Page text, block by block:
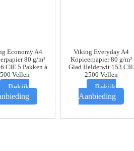
Economy A4
80 g/m²
CIE 5 Pakken à
500 Vellen
Bekijk
Viking Everyday A4
Kopieerpapier 80 g/m²
Glad Helderwit 153 CIE
2500 Vellen
Bekijk
Aanbieding